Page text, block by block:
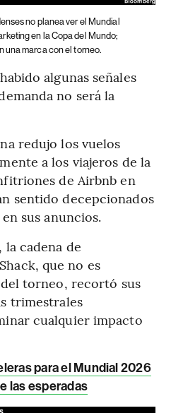
no planea ver el Mundial
en la Copa del Mundo;
una marca con el torneo.
algunas señales
no será la
redujo los vuelos
a los viajeros de la
de Airbnb en
sentido decepcionados
sus anuncios.
cadena de
que no es
torneo, recortó sus
trimestrales
cualquier impacto
para el Mundial 2026
las esperadas